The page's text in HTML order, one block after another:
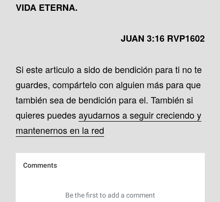
VIDA ETERNA.
JUAN 3:16 RVP1602
Si este articulo a sido de bendición para ti no te
guardes, compártelo con alguien más para que
también sea de bendición para el. También si
quieres puedesayudarnos a seguir creciendo y
mantenernos en la red